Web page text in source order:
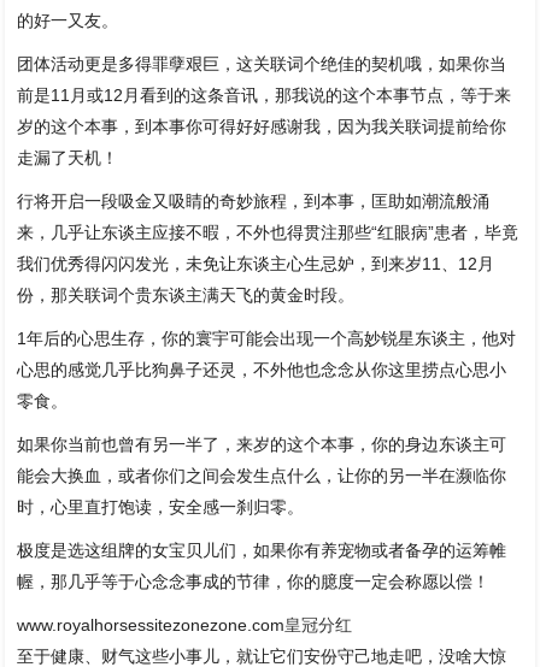
的好一又友。
团体活动更是多得罪孽艰巨，这关联词个绝佳的契机哦，如果你当
前是11月或12月看到的这条音讯，那我说的这个本事节点，等于来
岁的这个本事，到本事你可得好好感谢我，因为我关联词提前给你
走漏了天机！
行将开启一段吸金又吸睛的奇妙旅程，到本事，匡助如潮流般涌
来，几乎让东谈主应接不暇，不外也得贯注那些“红眼病”患者，毕竟
我们优秀得闪闪发光，未免让东谈主心生忌妒，到来岁11、12月
份，那关联词个贵东谈主满天飞的黄金时段。
1年后的心思生存，你的寰宇可能会出现一个高妙锐星东谈主，他对
心思的感觉几乎比狗鼻子还灵，不外他也念念从你这里捞点心思小
零食。
如果你当前也曾有另一半了，来岁的这个本事，你的身边东谈主可
能会大换血，或者你们之间会发生点什么，让你的另一半在濒临你
时，心里直打饱读，安全感一刹归零。
极度是选这组牌的女宝贝儿们，如果你有养宠物或者备孕的运筹帷
幄，那几乎等于心念念事成的节律，你的臆度一定会称愿以偿！
www.royalhorsessitezonezone.com皇冠分红
至于健康、财气这些小事儿，就让它们安份守己地走吧，没啥大惊